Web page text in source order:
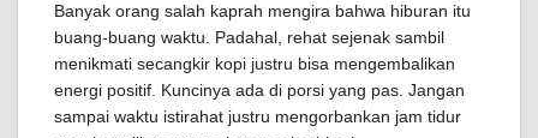
Banyak orang salah kaprah mengira bahwa hiburan itu
buang-buang waktu. Padahal, rehat sejenak sambil
menikmati secangkir kopi justru bisa mengembalikan
energi positif. Kuncinya ada di porsi yang pas. Jangan
sampai waktu istirahat justru mengorbankan jam tidur